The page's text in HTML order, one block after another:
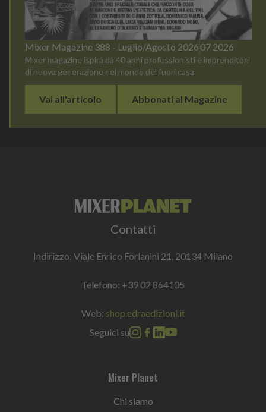
Mixer Magazine 388 - Luglio/Agosto 2026 07 2026
Mixer magazine ispira da 40 anni professionisti e imprenditori
di nuova generazione nel mondo del fuori casa
Vai all'articolo Abbonati al Magazine
Contatti
Indirizzo: Viale Enrico Forlanini 21, 20134 Milano
Telefono: +39 02 864105
Web: shop.edraedizioni.it
Seguici su
Mixer Planet
Chi siamo